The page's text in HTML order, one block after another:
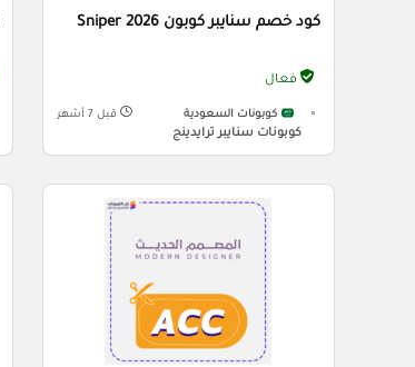
كود خصم سنايبر كوبون Sniper 2026
فعال
كوبونات السعودية
كوبونات سنايبر ترايدينج
قبل 7 أشهر